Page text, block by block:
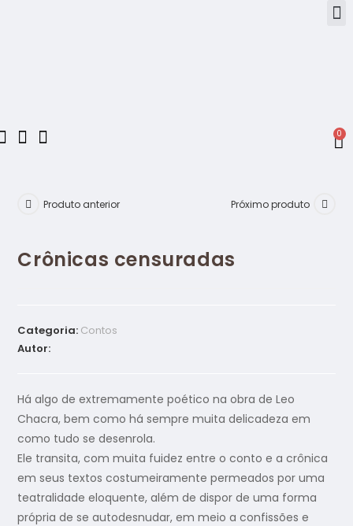
0
Produto anterior Próximo produto
Crônicas censuradas
Categoria: Contos
Autor:
Há algo de extremamente poético na obra de Leo
Chacra, bem como há sempre muita delicadeza em
como tudo se desenrola.
Ele transita, com muita fuidez entre o conto e a crônica
em seus textos costumeiramente permeados por uma
teatralidade eloquente, além de dispor de uma forma
própria de se autodesnudar, em meio a confissões e